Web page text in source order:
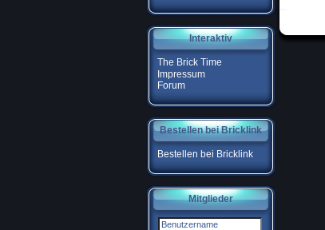
Interaktiv
The Brick Time
Impressum
Forum
Bestellen bei Bricklink
Bestellen bei Bricklink
Mitglieder